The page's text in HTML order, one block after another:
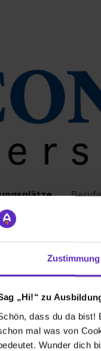
Zustimmung
„Hi!“ zu
dass du da bist!
mal was von
Wunder dich
of Science (m/w/
Versicherungs-